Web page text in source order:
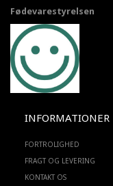
Fødevarestyrelsen
INFORMATIONER
FORTROLIGHED
FRAGT OG LEVERING
KONTAKT OS